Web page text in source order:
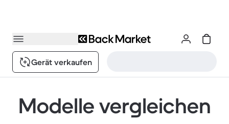
Gerät verkaufen
Modelle vergleichen